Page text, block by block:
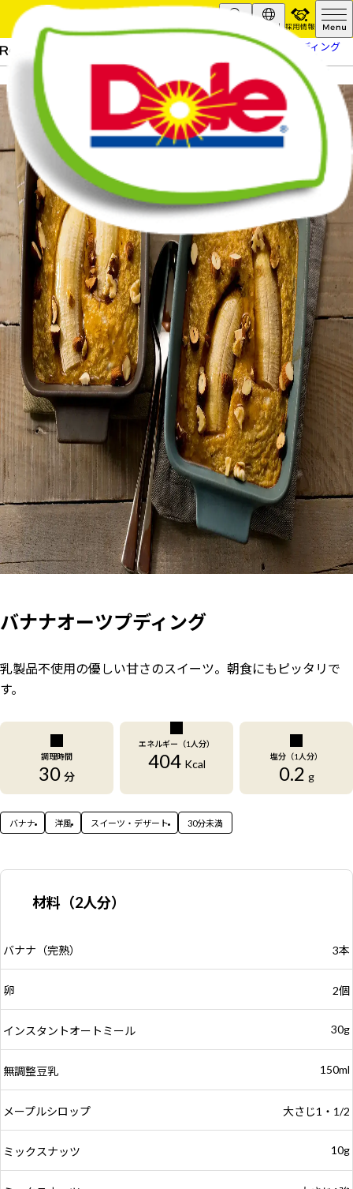
Search Global
採用情報
バナナオーツプディング
バナナオーツプディング
乳製品不使用の優しい甘さのスイーツ。朝食にもピッタリで
す。
調理時間
30 分
エネルギー（1人分）
404 Kcal
塩分（1人分）
0.2 g
バナナ 洋風 スイーツ・デザート 30分未満
材料（2人分）
バナナ（完熟） 3本
卵 2個
インスタントオートミール 30g
無調整豆乳 150ml
メープルシロップ 大さじ1・1/2
ミックスナッツ 10g